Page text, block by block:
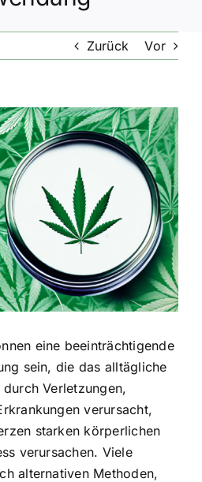
Zurück Vor
eine beeinträchtigende
sein, die das alltägliche
Verletzungen,
verursacht,
starken körperlichen
verursachen. Viele
alternativen Methoden,